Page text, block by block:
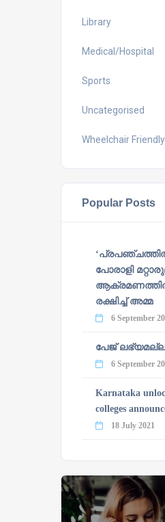
Library
Medical/Hospital
Sports
Uncategorised
Wheelchair Friendly
Popular Posts
പോരാളി
രക്ഷിച്ച് അമ്മ
6 September
പേജ് ലഭ്യമല്ല
6 September
Karnataka
colleges
18 July 2021